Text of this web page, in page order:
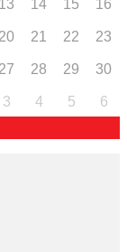
13 14 15 16
20 21 22 23
27 28 29 30
3 4 5 6